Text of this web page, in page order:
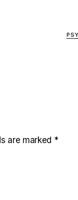
are marked *